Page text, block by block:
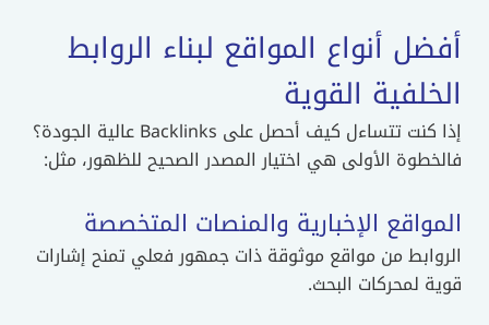
أفضل أنواع المواقع لبناء الروابط
الخلفية القوية
إذا كنت تتساءل كيف أحصل على Backlinks عالية الجودة؟
فالخطوة الأولى هي اختيار المصدر الصحيح للظهور، مثل:
المواقع الإخبارية والمنصات المتخصصة
الروابط من مواقع موثوقة ذات جمهور فعلي تمنح إشارات
قوية لمحركات البحث.